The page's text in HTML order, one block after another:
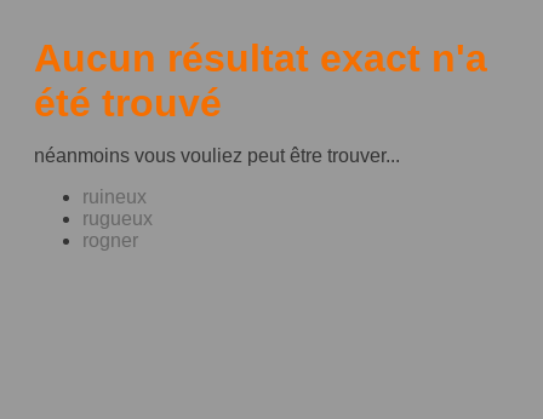
Aucun résultat exact n'a
été trouvé
néanmoins vous vouliez peut être trouver...
ruineux
rugueux
rogner